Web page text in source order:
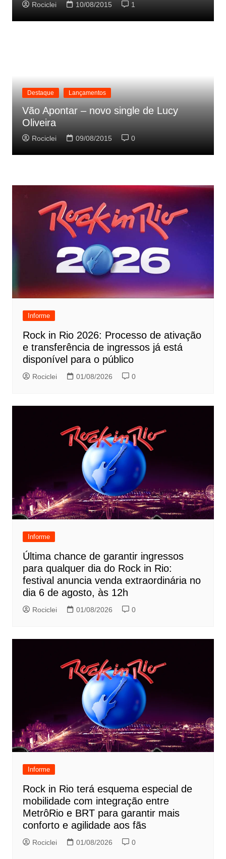
Rociclei 10/08/2015 1
Destaque Lançamentos
Vão Apontar – novo single de Lucy
Oliveira
Rociclei 09/08/2015 0
Informe
Rock in Rio 2026: Processo de ativação
e transferência de ingressos já está
disponível para o público
Rociclei 01/08/2026 0
Informe
Última chance de garantir ingressos
para qualquer dia do Rock in Rio:
festival anuncia venda extraordinária no
dia 6 de agosto, às 12h
Rociclei 01/08/2026 0
Informe
Rock in Rio terá esquema especial de
mobilidade com integração entre
MetrôRio e BRT para garantir mais
conforto e agilidade aos fãs
Rociclei 01/08/2026 0